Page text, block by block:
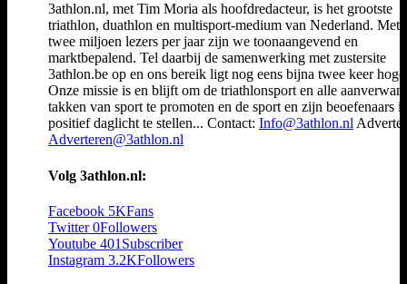
3athlon.nl, met Tim Moria als hoofdredacteur, is het grootste
triathlon, duathlon en multisport-medium van Nederland. Met
twee miljoen lezers per jaar zijn we toonaangevend en
marktbepalend. Tel daarbij de samenwerking met zustersite
3athlon.be op en ons bereik ligt nog eens bijna twee keer
Onze missie is en blijft om de triathlonsport en alle
takken van sport te promoten en de sport en zijn beoefenaars
positief daglicht te stellen... Contact: Info@3athlon.nl
Adverteren@3athlon.nl
Volg 3athlon.nl:
Facebook 5KFans
Twitter 0Followers
Youtube 401 Subscriber
Instagram 3.2KFollowers